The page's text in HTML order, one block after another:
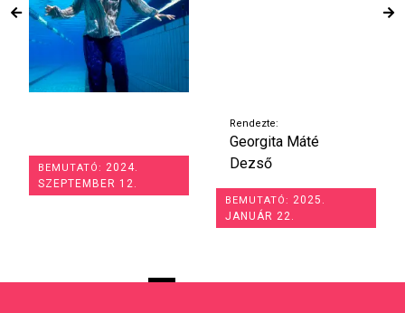
BEMUTATÓ: 2024.
SZEPTEMBER 12.
Rendezte:
Georgita Máté
Dezső
BEMUTATÓ: 2025.
JANUÁR 22.